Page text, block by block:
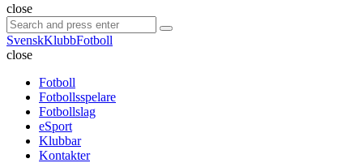
Search
close
Search
for:
Search
SvenskKlubbFotboll
close
Fotboll
Fotbollsspelare
Fotbollslag
eSport
Klubbar
Kontakter